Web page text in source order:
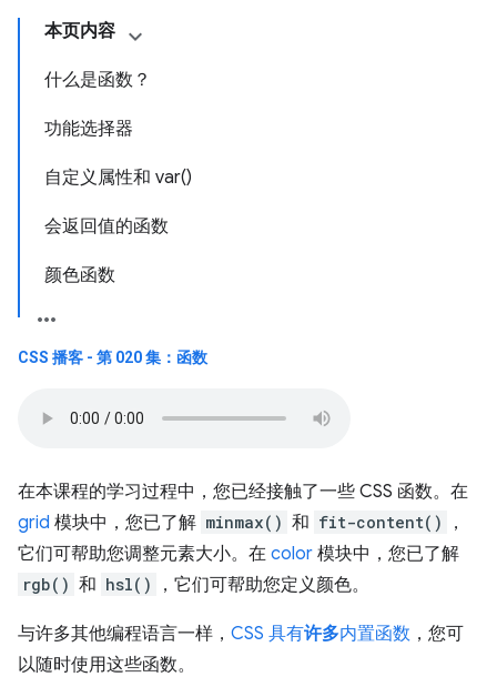
本页内容
什么是函数？
功能选择器
自定义属性和 var()
会返回值的函数
颜色函数
CSS 播客 - 第 020 集：函数
在本课程的学习过程中，您已经接触了一些 CSS 函数。在
grid 模块中，您已了解 minmax() 和 fit-content()
，
它们可帮助您调整元素大小。在 color 模块中，您已了解
rgb() 和 hsl() ，它们可帮助您定义颜色。
与许多其他编程语言一样， CSS 具有许多内置函数 ，您可
以随时使用这些函数。